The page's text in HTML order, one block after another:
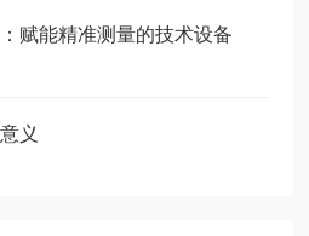
赋能精准测量的技术设备
义